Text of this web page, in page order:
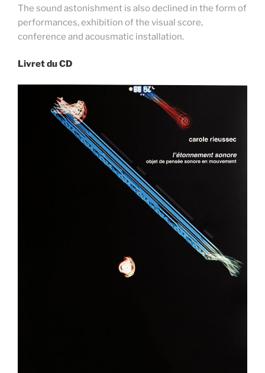
The sound astonishment is also declined in the form of
performances, exhibition of the visual score,
conference and acousmatic installation.
Livret du CD